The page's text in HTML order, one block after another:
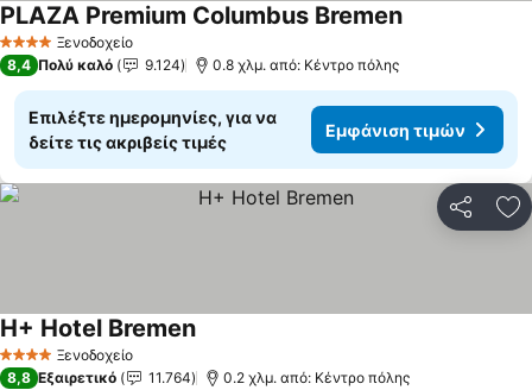
4 ΑστέριαΞενοδοχείο
PLAZA Premium Columbus BremenΕμφάνιση
8,4 Πολύ καλό 9.124 0.8 χλμ. από: Κέντρο πόλης
Επιλέξτε ημερομηνίες, για να
δείτε τις ακριβείς τιμές
Εμφάνιση τιμών
4 ΑστέριαΞενοδοχείο
H+ Hotel BremenΕμφάνιση τιμών
8,8 Εξαιρετικό 11.764 0.2 χλμ. από: Κέντρο πόλης